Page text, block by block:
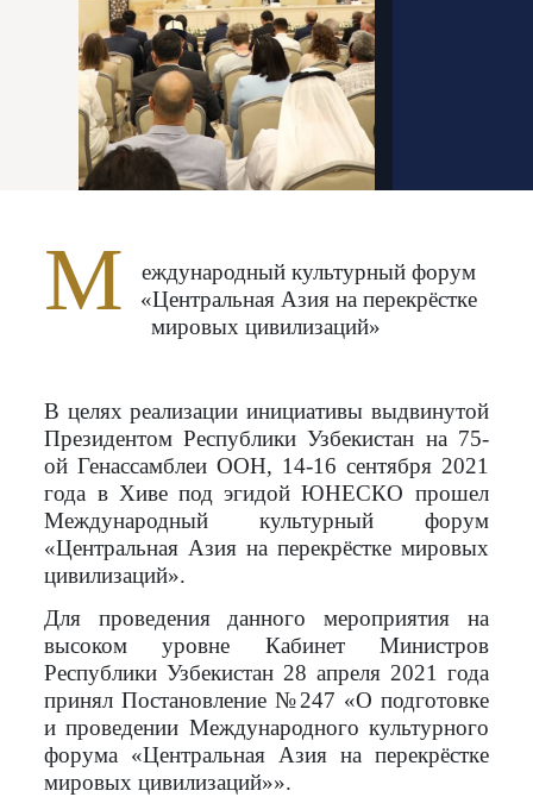
М
еждународный культурный форум
«Центральная Азия на перекрёстке
мировых цивилизаций»
В целях реализации инициативы выдвинутой
Президентом Республики Узбекистан на 75-
ой Генассамблеи ООН, 14-16 сентября 2021
года в Хиве под эгидой ЮНЕСКО прошел
Международный культурный форум
«Центральная Азия на перекрёстке мировых
цивилизаций».
Для проведения данного мероприятия на
высоком уровне Кабинет Министров
Республики Узбекистан 28 апреля 2021 года
принял Постановление №247 «О подготовке
и проведении Международного культурного
форума «Центральная Азия на перекрёстке
мировых цивилизаций»».